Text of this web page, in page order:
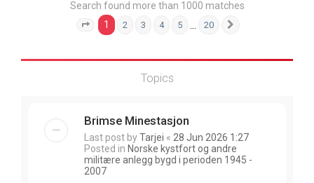
Search found more than 1000 matches
Page 1 of 20
1 2 3 4 5 20
Topics
Brimse Minestasjon
Last post byTarjei « 28 Jun 2026 1:27
Posted in Norske kystfort og andre
militære anlegg bygd i perioden 1945 -
2007